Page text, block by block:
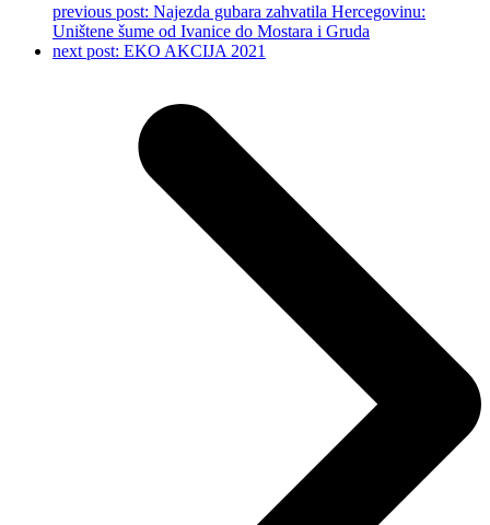
previous post: Najezda gubara zahvatila Hercegovinu:
Uništene šume od Ivanice do Mostara i Gruda
next post: EKO AKCIJA 2021